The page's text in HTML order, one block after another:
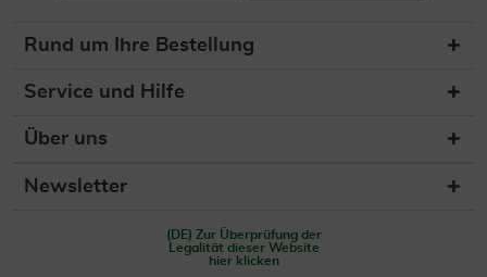
Rund um Ihre Bestellung
Service und Hilfe
Über uns
Newsletter
(DE) Zur Überprüfung der
Legalität dieser Website
hier klicken